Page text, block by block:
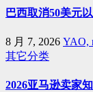
巴西取消50美元
8 月 7, 2026 YAO,
其它分类
2026亚马逊卖家